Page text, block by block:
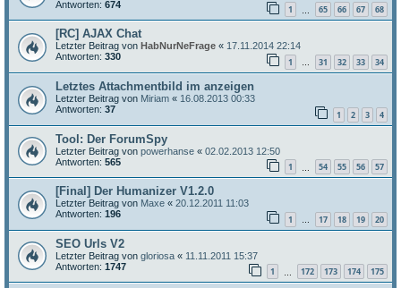
Antworten: 674 1 65 66 67 68
[RC] AJAX Chat
Letzter Beitrag von HabNurNeFrage « 17.11.2014 22:14
Antworten: 330 1 … 31 32 33 34
Letztes Attachmentbild im anzeigen
Letzter Beitrag von Miriam « 16.08.2013 00:33
Antworten: 37 1 2 3 4
Tool: Der ForumSpy
Letzter Beitrag von powerhanse « 02.02.2013 12:50
Antworten: 565 1 54 55 56 57
[Final] Der Humanizer V1.2.0
Letzter Beitrag von Maxe « 20.12.2011 11:03
Antworten: 196 1 … 17 18 19 20
SEO Urls V2
Letzter Beitrag von gloriosa « 11.11.2011 15:37
Antworten: 1747 1 172 173 174 175